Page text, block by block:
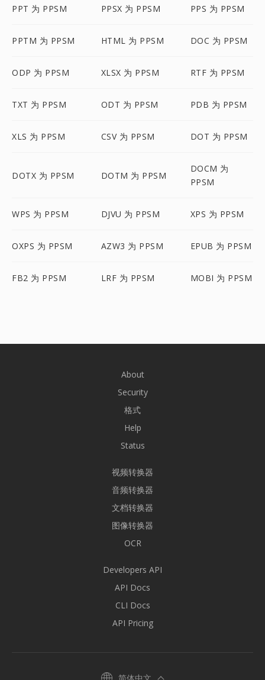
PPT 为 PPSM PPSX 为 PPSM PPS 为 PPSM
PPTM 为 PPSM HTML 为 PPSM DOC 为 PPSM
ODP 为 PPSM XLSX 为 PPSM RTF 为 PPSM
TXT 为 PPSM ODT 为 PPSM PDB 为 PPSM
XLS 为 PPSM CSV 为 PPSM DOT 为 PPSM
DOTX 为 PPSM DOTM 为 PPSM
DOCM 为
PPSM
WPS 为 PPSM DJVU 为 PPSM XPS 为 PPSM
OXPS 为 PPSM AZW3 为 PPSM EPUB 为 PPSM
FB2 为 PPSM LRF 为 PPSM MOBI 为 PPSM
About
Security
格式
Help
Status
视频转换器
音频转换器
文档转换器
图像转换器
OCR
Developers API
API Docs
CLI Docs
API Pricing